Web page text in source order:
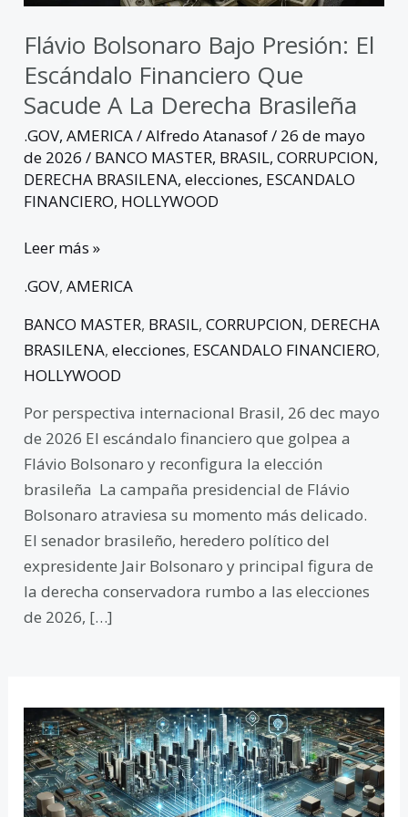
Flávio Bolsonaro Bajo Presión: El
Escándalo Financiero Que
Sacude A La Derecha Brasileña
.GOV,AMERICA/Alfredo Atanasof/ 26 de mayo
de 2026/ BANCO MASTER, BRASIL,CORRUPCION,
DERECHA BRASILENA,elecciones, ESCANDALO
FINANCIERO, HOLLYWOOD
a
la
derecha
brasileña
Leer más »
.GOV,AMERICA
BANCO MASTER, BRASIL,CORRUPCION, DERECHA
BRASILENA,elecciones, ESCANDALO FINANCIERO,
HOLLYWOOD
Por perspectiva internacional Brasil, 26 dec mayo
de 2026 El escándalo financiero que golpea a
Flávio Bolsonaro y reconfigura la elección
brasileña La campaña presidencial de Flávio
Bolsonaro atraviesa su momento más delicado.
El senador brasileño, heredero político del
expresidente Jair Bolsonaro y principal figura de
la derecha conservadora rumbo a las elecciones
de 2026, […]